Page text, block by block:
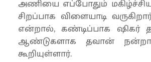
அணியை எப்போதும்
சிறப்பாக விளையாடி
என்றால், கண்டிப்பாக ஷிகர்
ஆண்டுகளாக தவான்
கூறியுள்ளார்.